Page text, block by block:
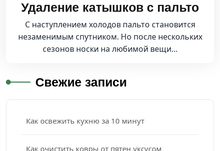
Удаление катышков с пальто
С наступлением холодов пальто становится
незаменимым спутником. Но после нескольких
сезонов носки на любимой вещи…
Свежие записи
Как освежить кухню за 10 минут
Как очистить ковры от пятен уксусом